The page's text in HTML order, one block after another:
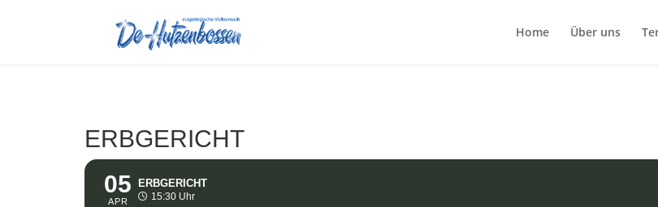
Home Über uns
ERBGERICHT
05
APR
ERBGERICHT
15:30 Uhr